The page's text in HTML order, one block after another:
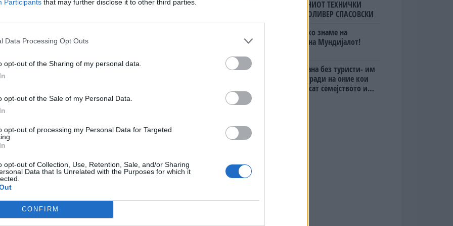
Participants that may further disclose it to other third parties.
Data Processing Opt Outs
opt-out of the Sharing of my personal data.
opt-out of the Sale of my Personal Data.
opt-out of processing my Personal Data for Targeted
opt-out of Collection, Use, Retention, Sale, and/or Sharing
Data that Is Unrelated with the Purposes for which it
CONFIRM
пред Јавното обвинителство и Основниот
во оставка Љупчо Папазов.
експрес, компанија за која сопственикот
Кочани.
полицајци пред домот на Папазов,
граѓана со јајца и со камења.
меѓу кои и многу млади лица, побараа
во пожарот и виновниците да ги добијат
ПОРАНЕШНИОТ ТЕХНИЧКИ
ПРЕМИЕР ОЛИВЕР СПАСОВСКИ
Македонско знаме на
финалето на Мундијалот!
Дубаи остана без туристи- им
даваат награди на оние кои
ќе го донесат семејството или